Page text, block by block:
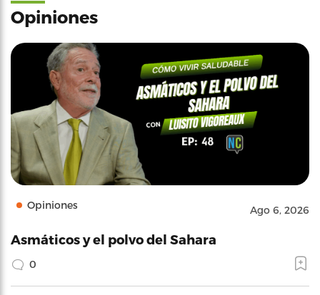
Opiniones
Opiniones Ago 6, 2026
Asmáticos y el polvo del Sahara
0